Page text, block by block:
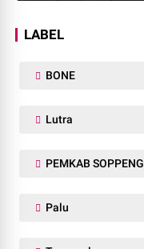
LABEL
BONE
Lutra
PEMKAB SOPPENG
Palu